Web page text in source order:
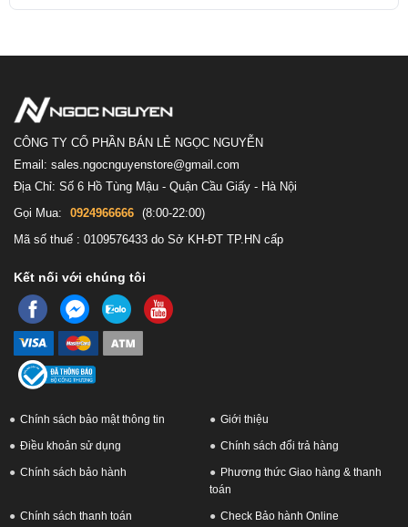
CÔNG TY CỔ PHẦN BÁN LẺ NGỌC NGUYỄN
Email: sales.ngocnguyenstore@gmail.com
Địa Chỉ: Số 6 Hồ Tùng Mậu - Quận Cầu Giấy - Hà Nội
Gọi Mua:
0924966666 (8:00-22:00)
Mã số thuế : 0109576433 do Sở KH-ĐT TP.HN cấp
Kết nối với chúng tôi
Chính sách bảo mật thông tin Giới thiệu
Điều khoản sử dụng Chính sách đổi trả hàng
Chính sách bảo hành
Phương thức Giao hàng & thanh
toán
Chính sách thanh toán Check Bảo hành Online